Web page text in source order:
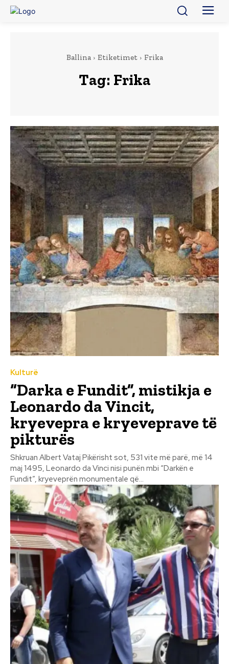
Ballina Etiketimet Frika
Tag: Frika
Kulturë
“Darka e Fundit”, mistikja e
Leonardo da Vincit,
kryevepra e kryeveprave të
pikturës
Shkruan Albert Vataj Pikërisht sot, 531 vite më parë, më 14
maj 1495, Leonardo da Vinci nisi punën mbi “Darkën e
Fundit”, kryeveprën monumentale që...